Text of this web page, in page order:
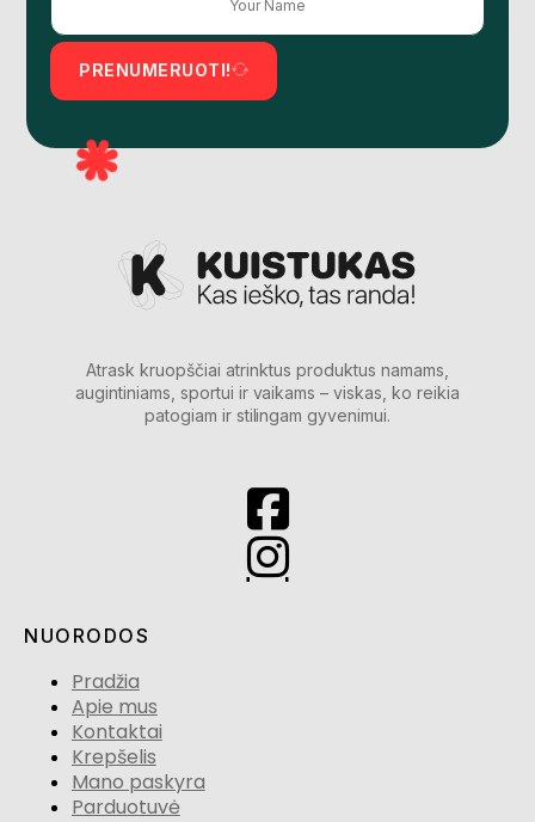
PRENUMERUOTI!
Atrask kruopščiai atrinktus produktus namams,
augintiniams, sportui ir vaikams – viskas, ko reikia
patogiam ir stilingam gyvenimui.
NUORODOS
Pradžia
Apie mus
Kontaktai
Krepšelis
Mano paskyra
Parduotuvė